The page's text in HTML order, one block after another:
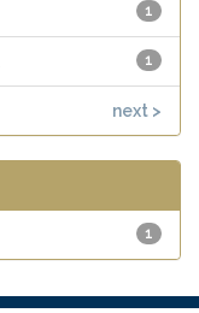
1
1
next >
1